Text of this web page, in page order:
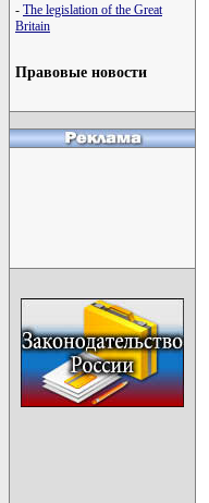
- The legislation of the Great
Britain
Правовые новости